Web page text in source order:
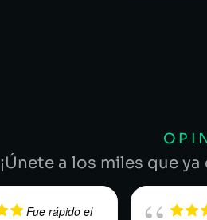
¡Únete a los miles que
Fue rápido el